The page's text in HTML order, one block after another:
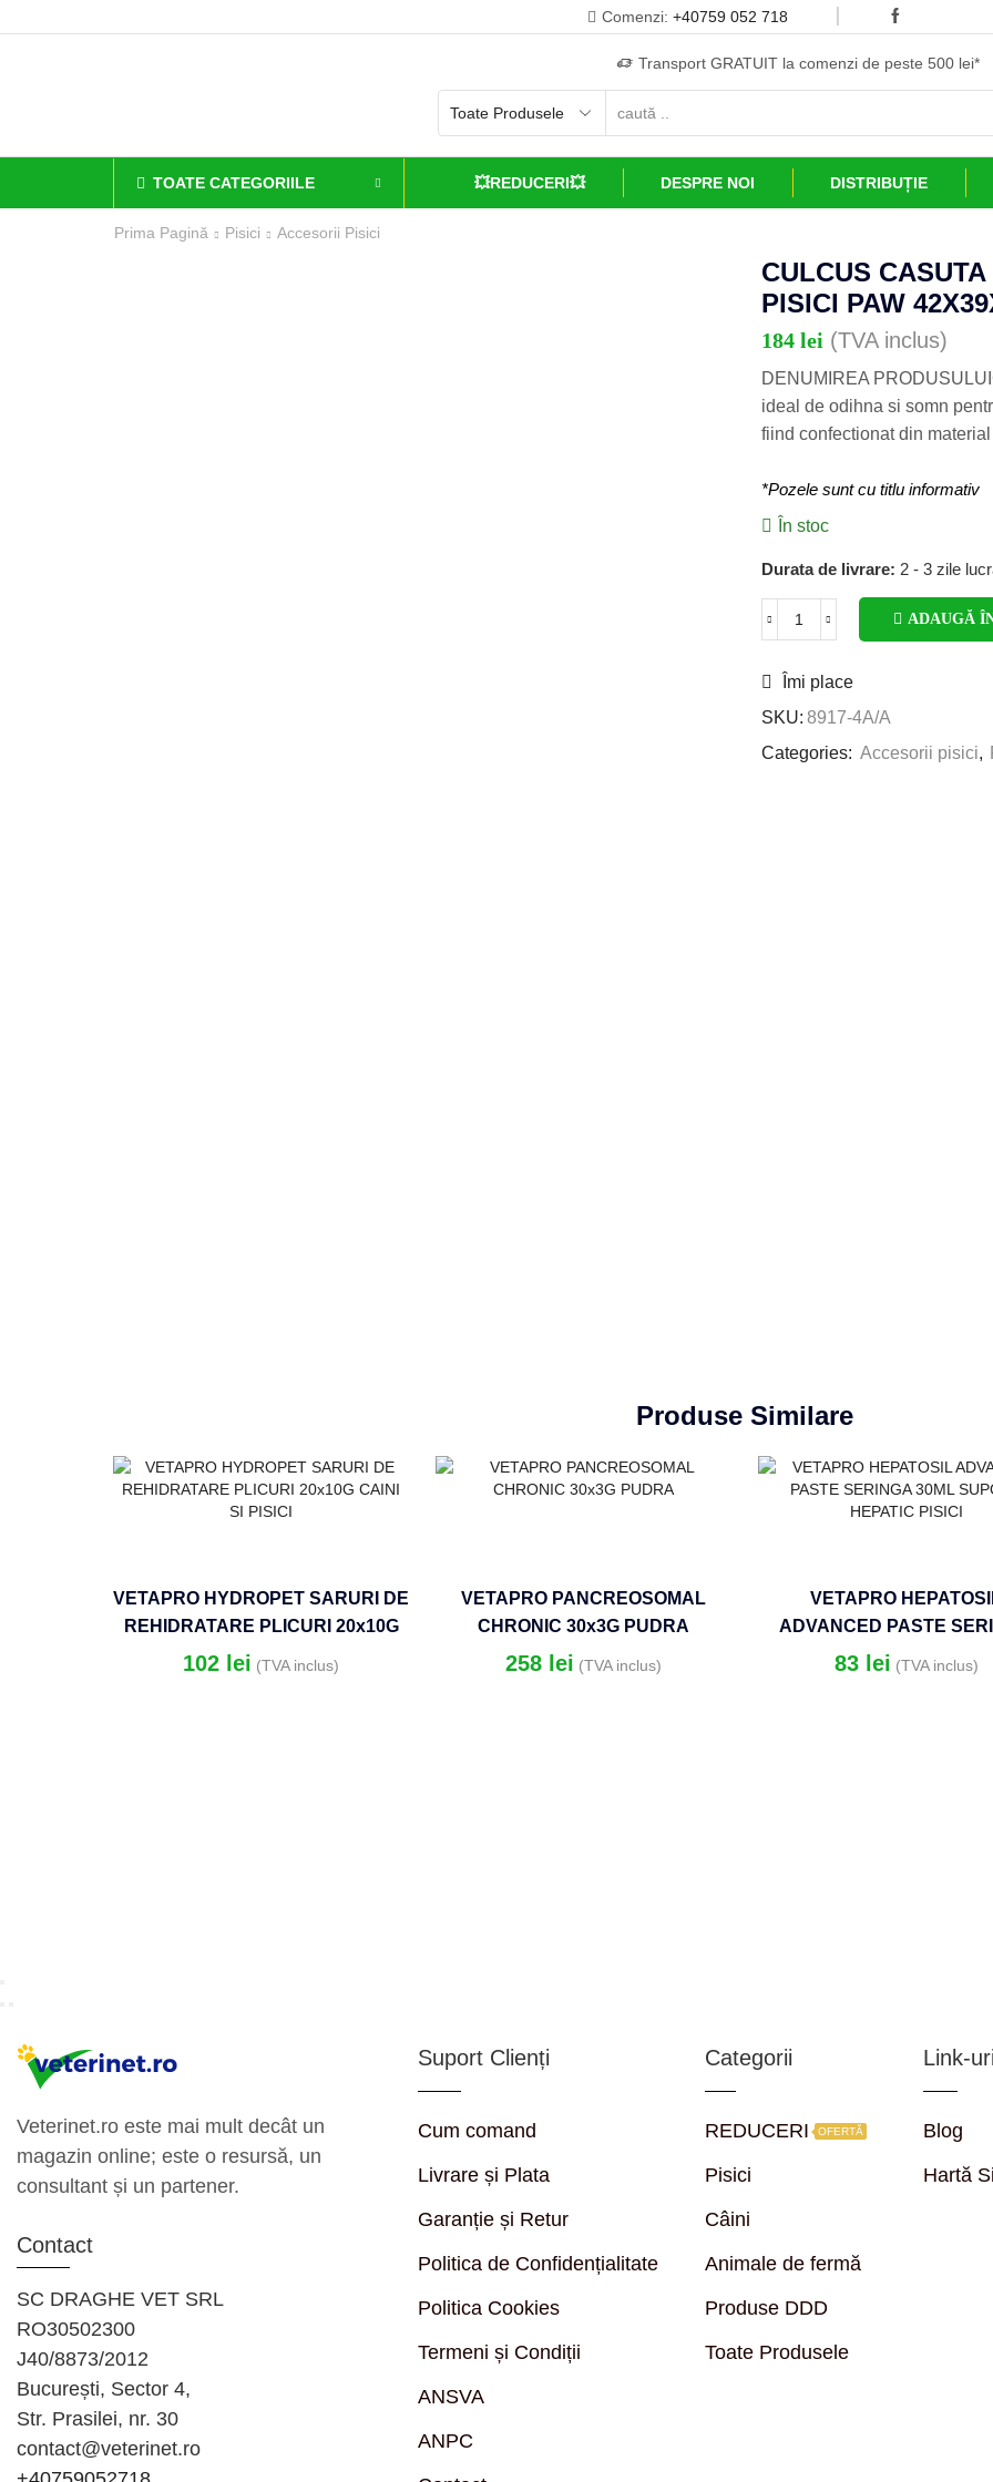
Comenzi: +40759 052 718
Transport GRATUIT la comenzi de peste 500 lei*
TOATE CATEGORIILE 💥REDUCERI💥 DESPRE NOI DISTRIBUȚIE
Prima Pagină Pisici Accesorii Pisici
CULCUS
PISICI PAW
184 lei (TVA inclus)
DENUMIREA
ideal de odihna si somn
fiind confectionat din
*Pozele sunt cu titlu informativ
În stoc
Durata de livrare: 2 - 3 zile
ADAUGĂ
Îmi place
SKU: 8917-4A/A
Categories: Accesorii pisici,
Produse Similare
VETAPRO HYDROPET SARURI DE
REHIDRATARE PLICURI 20x10G
CAINI SI PISICI
102 lei (TVA inclus)
VETAPRO PANCREOSOMAL
CHRONIC 30x3G PUDRA
258 lei (TVA inclus)
VETAPRO
ADVANCED PASTE
30ML SUPORT HEPATIC
83 lei (TVA inclus)
Veterinet.ro este mai mult decât un
magazin online; este o resursă, un
consultant și un partener.
Contact
SC DRAGHE VET SRL
RO30502300
J40/8873/2012
București, Sector 4,
Str. Prasilei, nr. 30
contact@veterinet.ro
Suport Clienți
Cum comand
Livrare și Plata
Garanție și Retur
Politica de Confidențialitate
Politica Cookies
Termeni și Condiții
ANSVA
ANPC
Categorii
REDUCERI OFERTĂ
Pisici
Câini
Animale de fermă
Produse DDD
Toate Produsele
Link-
Blog
Hartă